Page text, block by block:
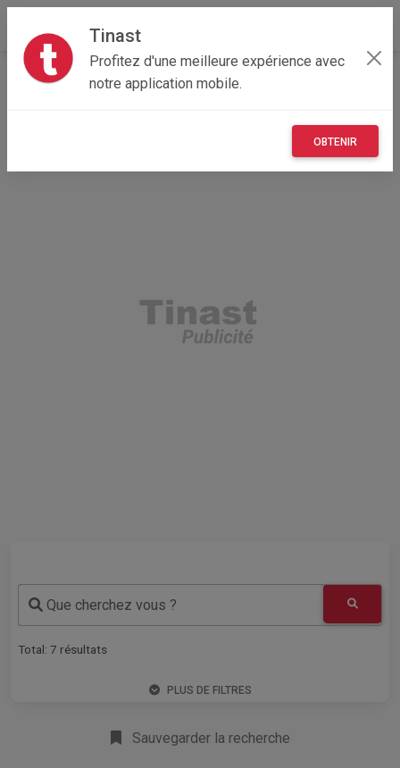
Tinast
Profitez d'une meilleure expérience avec
notre application mobile.
OBTENIR
Accueil Recherche Occitanie
Que cherchez vous ?
Total: 7 résultats
PLUS DE FILTRES
Sauvegarder la recherche